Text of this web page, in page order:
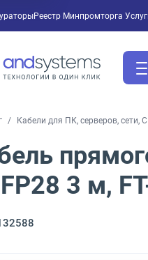
Реестр Минпромторга
Кабели для ПК, серверов, сети,
3 м,